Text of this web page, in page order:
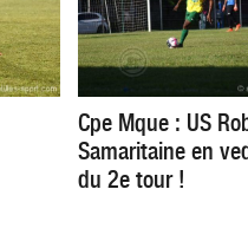
Cpe Mque : US
Samaritaine en
du 2e tour !